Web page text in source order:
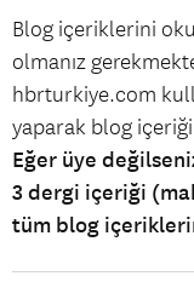
Blog içeriklerini
olmanız
hbrturkiye.com
yaparak blog
Eğer üye
3 dergi içeriği
tüm blog